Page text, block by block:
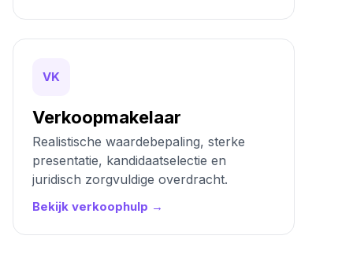
VK
Verkoopmakelaar
Realistische waardebepaling, sterke
presentatie, kandidaatselectie en
juridisch zorgvuldige overdracht.
Bekijk verkoophulp →